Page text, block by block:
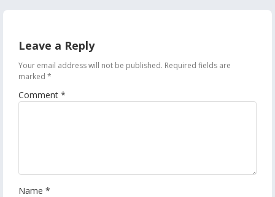
Leave a Reply
Your email address will not be published. Required fields are
marked *
Comment *
Name *